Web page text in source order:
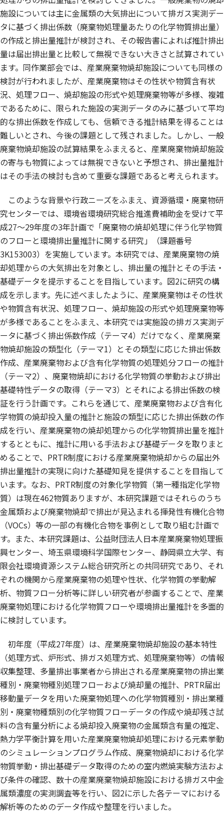
施設については主に金属類の大気排出について排ガス実測デー
タに基づく排出係数（廃棄物処理量あたりの化学物質排出量）
の作成と排出量推計が検討され、その報告書によれば推計排出
量は届出排出量と比較して無視できない大きさと試算されてい
ます。同作業部会では、産業廃棄物焼却施設についても同様の
検討が行われましたが、産業廃棄物はその性状や物質含有状
況、処理フロー、焼却施設の形式や処理廃棄物等が多様、複雑
であるために、限られた施設の実測データのみに基づいて平均
的な排出係数を作成しても、信頼できる推計結果を得ることは
難しいとされ、今後の課題として残されました。しかし、一般
廃棄物焼却施設の試算結果をふまえると、産業廃棄物焼却施設
の寄与も物質によっては無視できないと予想され、排出量推計
はその手法の検討も含めて重要な課題であると考えられます。
このような背景や行政ニーズをふまえ、資源循環・廃棄物研
究センターでは、環境省環境研究総合推進費補助金を受けて平
成27～29年度の3年計画で「廃棄物の焼却処理に伴う化学物質
のフローと環境排出量推計に関する研究」（課題番号
3K153003）を実施しています。本研究では、産業廃棄物の焼
却処理からの大気排出を対象とし、排出量の推計とその手法・
基礎データを提示することを目指しています。図2に研究の構
成を示します。先に述べましたように、産業廃棄物はその性状
や物質含有状況、処理フロー、焼却施設の形式や処理廃棄物等
が多様であることをふまえ、本研究では実施設の排ガス実測デ
ータに基づく排出係数作成（テーマ4）だけでなく、産業廃棄
物焼却施設の類型化（テーマ1）とその類型に応じた排出係数
作成、産業廃棄物および含有化学物質の処理処分フローの推計
（テーマ2）、廃棄物焼却における化学物質の挙動および排出
基礎特性データの取得（テーマ3）とそれによる排出係数の検
証を行う計画です。これらを通じて、産業廃棄物および含有化
学物質の焼却投入量の推計と施設の類型に応じた排出係数の作
成を行い、産業廃棄物の焼却処理からの化学物質排出量を推計
するとともに、推計に用いる手法および基礎データを取りまと
めることで、PRTR制度における産業廃棄物焼却からの届出外
排出量推計の実現に向けた基礎知見を提供することを目指して
います。なお、PRTR制度の対象化学物質（第一種指定化学物
質）は現在462物質ありますが、本研究課題ではそれらのうち
金属類および廃棄物焼却で排出が見込まれる揮発性有機化合物
（VOCs）等の一部の有機化合物を事例として取り組む計画で
す。また、本研究課題は、公益財団法人日本産業廃棄物処理振
興センター、埼玉県環境科学国際センター、静岡県立大学、有
限会社環境資源システム総合研究所との共同研究であり、それ
ぞれの機関から産業廃棄物の処理や性状、化学物質の挙動解
析、物質フロー分析等に詳しい研究者が参画することで、産業
廃棄物処理における化学物質フローや環境排出量推計を多面的
に検討しています。
初年度（平成27年度）は、産業廃棄物焼却施設の基本特性
（処理方式、炉形式、排ガス処理方式、処理廃棄物等）の情報
収集整理、多量排出事業者から排出される産業廃棄物の排出業
種別・廃棄物種別処理フローおよび焼却量の推計、PRTR届出
移動量データを用いた廃棄物処理への化学物質種別・排出業種
別・廃棄物種類別の化学物質フローデータの作成や焼却残さ試
料の含有量分析による焼却投入廃棄物の金属類含有量の推定、
熱力学平衡計算を用いた産業廃棄物焼却処理における元素挙動
のシミュレーションプログラム作成、廃棄物焼却における化学
物質挙動・排出基礎データ取得のための室内燃焼実験方法およ
び条件の確認、数十の産業廃棄物焼却施設における排ガス中金
属類濃度の実測調査等を行い、図2に示した各テーマにおける
解析等のためのデータ作成や整理を行いました。